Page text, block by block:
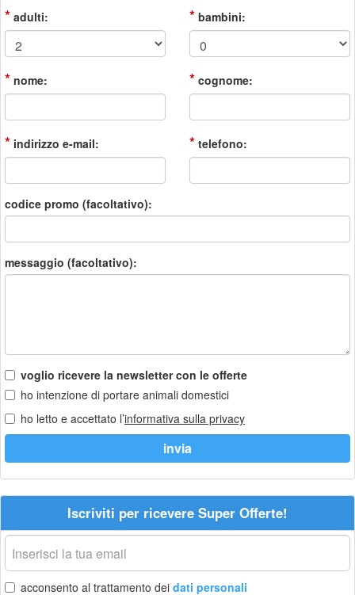
* adulti: * bambini:
* nome: * cognome:
* indirizzo e-mail: * telefono:
codice promo (facoltativo):
messaggio (facoltativo):
voglio ricevere la newsletter con le offerte
ho intenzione di portare animali domestici
ho letto e accettato l’informativa sulla privacy
Iscriviti per ricevere Super Offerte!
La
tua
email
acconsento al trattamento dei dati personali